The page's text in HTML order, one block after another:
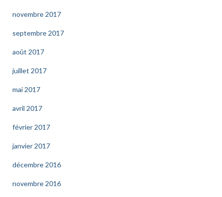
novembre 2017
septembre 2017
août 2017
juillet 2017
mai 2017
avril 2017
février 2017
janvier 2017
décembre 2016
novembre 2016